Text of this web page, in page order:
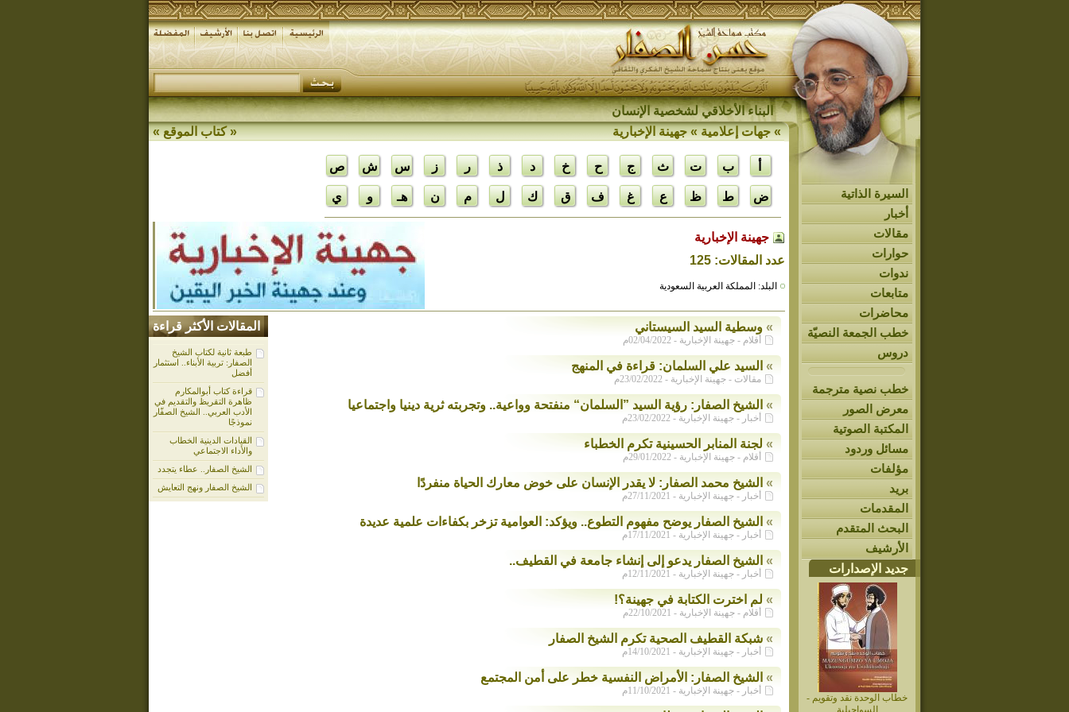
البناء الأخلاقي لشخصية الإنسان
السيرة الذاتية
أخبار
مقالات
حوارات
ندوات
متابعات
محاضرات
خطب الجمعة النصيّة
دروس
خطب نصية مترجمة
معرض الصور
المكتبة الصوتية
مسائل وردود
مؤلفات
بريد
المقدمات
البحث المتقدم
الأرشيف
جديد الإصدارات
خطاب الوحدة نقد وتقويم -
السواحيلية
«كتاب الموقع» »جهات إعلامية» جهينة الإخبارية
أ ب ت ث ج ح خ د ذ ر ز س ش ص
ض ط ظ ع غ ف ق ك ل م ن هـ و ي
جهينة الإخبارية
عدد المقالات: 125
البلد: المملكة العربية السعودية
المقالات الأكثر قراءة
طبعة ثانية لكتاب الشيخ
الصفار: تربية الأبناء.. استثمار
أفضل
قراءة كتاب أبوالمكارم
ظاهرة التقريظ والتقديم في
الأدب العربي.. الشيخ الصفّار
نموذجًا
القيادات الدينية الخطاب
والأداء الاجتماعي
الشيخ الصفار.. عطاء يتجدد
الشيخ الصفار ونهج التعايش
» وسطية السيد السيستاني‎‎
أقلام - جهينة الإخبارية - 02/04/2022م
» السيد علي السلمان: قراءة في المنهج
مقالات - جهينة الإخبارية - 23/02/2022م
» الشيخ الصفار: رؤية السيد ”السلمان“ منفتحة وواعية.. وتجربته ثرية دينيا واجتماعيا
أخبار - جهينة الإخبارية - 23/02/2022م
» لجنة المنابر الحسينية تكرم الخطباء
أقلام - جهينة الإخبارية - 29/01/2022م
» الشيخ محمد الصفار: لا يقدر الإنسان على خوض معارك الحياة منفردًا
أخبار - جهينة الإخبارية - 27/11/2021م
» الشيخ الصفار يوضح مفهوم التطوع.. ويؤكد: العوامية تزخر بكفاءات علمية عديدة
أخبار - جهينة الإخبارية - 17/11/2021م
» الشيخ الصفار يدعو إلى إنشاء جامعة في القطيف..
أخبار - جهينة الإخبارية - 12/11/2021م
» لم اخترت الكتابة في جهينة؟!
أقلام - جهينة الإخبارية - 22/10/2021م
» شبكة القطيف الصحية تكرم الشيخ الصفار
أخبار - جهينة الإخبارية - 14/10/2021م
» الشيخ الصفار: الأمراض النفسية خطر على أمن المجتمع
أخبار - جهينة الإخبارية - 11/10/2021م